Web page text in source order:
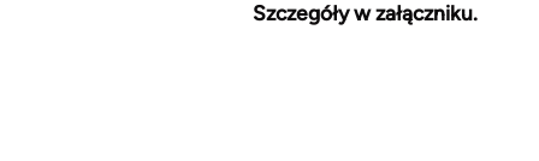
Szczegóły w załączniku.